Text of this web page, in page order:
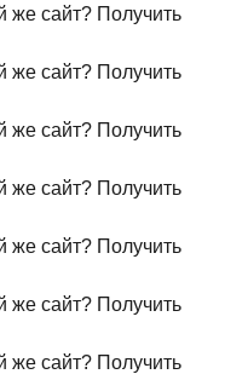
же сайт? Получить
же сайт? Получить
же сайт? Получить
же сайт? Получить
же сайт? Получить
же сайт? Получить
же сайт? Получить